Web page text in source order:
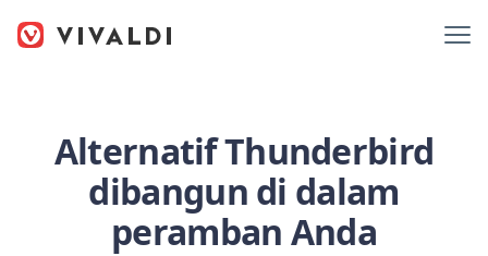
Alternatif Thunderbird
dibangun di dalam
peramban Anda